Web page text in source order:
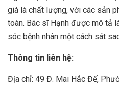
giá là chất lượng, với các sản
toàn. Bác sĩ Hạnh được mô tả
sóc bệnh nhân một cách sát
Thông tin liên hệ:
Địa chỉ: 49 Đ. Mai Hắc Đế,